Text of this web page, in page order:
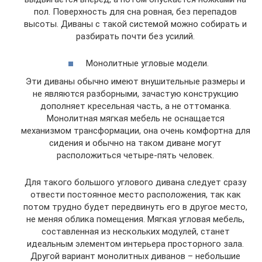
пол. Поверхность для сна ровная, без перепадов
высоты. Диваны с такой системой можно собирать и
разбирать почти без усилий.
Монолитные угловые модели.
Эти диваны обычно имеют внушительные размеры и
не являются разборными, зачастую конструкцию
дополняет кресельная часть, а не оттоманка.
Монолитная мягкая мебель не оснащается
механизмом трансформации, она очень комфортна для
сидения и обычно на таком диване могут
расположиться четыре-пять человек.
Для такого большого углового дивана следует сразу
отвести постоянное место расположения, так как
потом трудно будет передвинуть его в другое место,
не меняя облика помещения. Мягкая угловая мебель,
составленная из нескольких модулей, станет
идеальным элементом интерьера просторного зала.
Другой вариант монолитных диванов – небольшие